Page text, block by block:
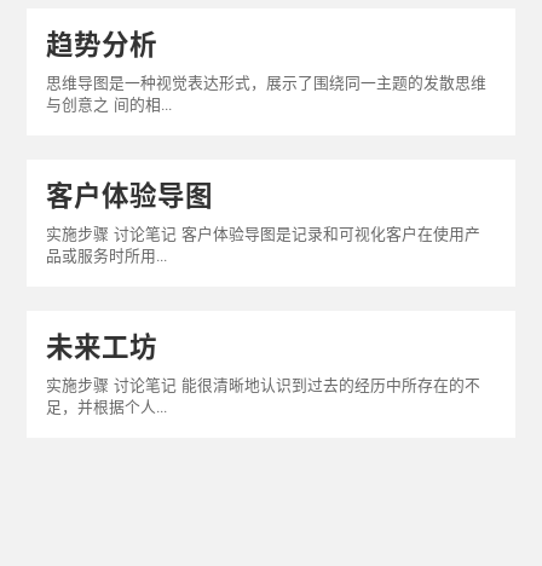
趋势分析
思维导图是一种视觉表达形式，展示了围绕同一主题的发散思维
与创意之 间的相...
客户体验导图
实施步骤 讨论笔记 客户体验导图是记录和可视化客户在使用产
品或服务时所用...
未来工坊
实施步骤 讨论笔记 能很清晰地认识到过去的经历中所存在的不
足，并根据个人...